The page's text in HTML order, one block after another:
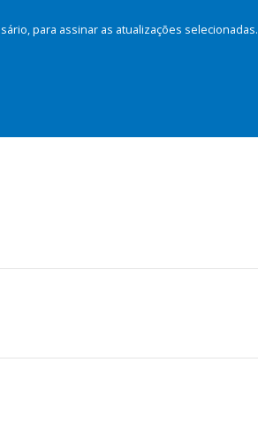
para assinar as atualizações selecionadas.